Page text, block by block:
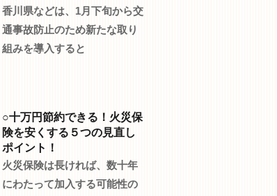
香川県などは、1月下旬から交
通事故防止のため新たな取り
組みを導入すると
○十万円節約できる！火災保
険を安くする５つの見直し
ポイント！
火災保険は長ければ、数十年
にわたって加入する可能性の